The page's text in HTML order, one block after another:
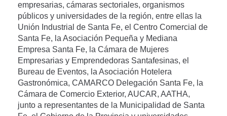
empresarias, cámaras sectoriales, organismos
públicos y universidades de la región, entre ellas la
Unión Industrial de Santa Fe, el Centro Comercial de
Santa Fe, la Asociación Pequeña y Mediana
Empresa Santa Fe, la Cámara de Mujeres
Empresarias y Emprendedoras Santafesinas, el
Bureau de Eventos, la Asociación Hotelera
Gastronómica, CAMARCO Delegación Santa Fe, la
Cámara de Comercio Exterior, AUCAR, AATHA,
junto a representantes de la Municipalidad de Santa